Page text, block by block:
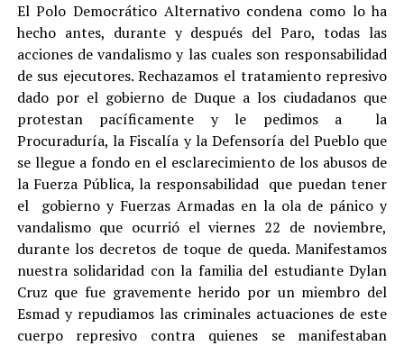
El Polo Democrático Alternativo condena como lo ha
hecho antes, durante y después del Paro, todas las
acciones de vandalismo y las cuales son responsabilidad
de sus ejecutores. Rechazamos el tratamiento represivo
dado por el gobierno de Duque a los ciudadanos que
protestan pacíficamente y le pedimos a la
Procuraduría, la Fiscalía y la Defensoría del Pueblo que
se llegue a fondo en el esclarecimiento de los abusos de
la Fuerza Pública, la responsabilidad que puedan tener
el gobierno y Fuerzas Armadas en la ola de pánico y
vandalismo que ocurrió el viernes 22 de noviembre,
durante los decretos de toque de queda. Manifestamos
nuestra solidaridad con la familia del estudiante Dylan
Cruz que fue gravemente herido por un miembro del
Esmad y repudiamos las criminales actuaciones de este
cuerpo represivo contra quienes se manifestaban